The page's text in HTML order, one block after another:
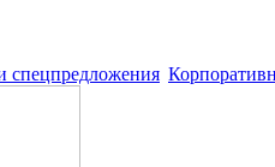
спецпредложения